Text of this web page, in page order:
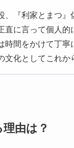
、『利家とまつ
直に言って個人
時間をかけて丁寧
文化としてこれか
由は？